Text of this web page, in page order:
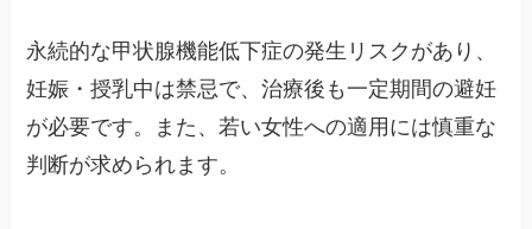
永続的な甲状腺機能低下症の発生リスクがあり、
妊娠・授乳中は禁忌で、治療後も一定期間の避妊
が必要です。また、若い女性への適用には慎重な
判断が求められます。